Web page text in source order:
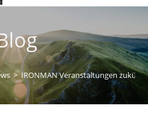
> IRONMAN Veranstaltungen